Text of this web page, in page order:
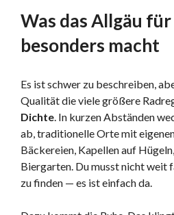
Was das Allgäu
besonders macht
Es ist schwer zu beschreiben,
Qualität die viele größere
Dichte. In kurzen Abständen
ab, traditionelle Orte mit
Bäckereien, Kapellen auf
Biergarten. Du musst nicht weit
zu finden — es ist einfach da.